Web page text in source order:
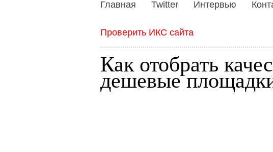
Главная Twitter Интервью
Проверить ИКС сайта
Как отобрать
дешевые